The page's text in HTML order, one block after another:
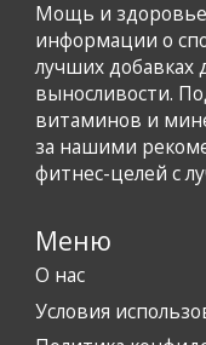
Мощь и
информации о
лучших добавках
выносливости.
витаминов и
за нашими
фитнес-целей с
Меню
О нас
Условия